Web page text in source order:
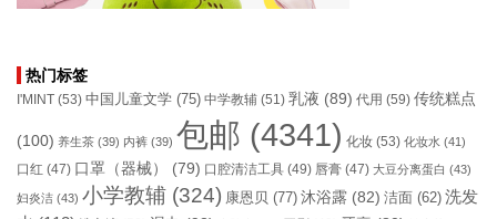
热门标签
I'MINT (53) 中国儿童文学 (75) 中学教辅 (51) 乳液 (89) 代用 (59) 传统糕点
(100) 养生茶 (39) 内裤 (39) 包邮 (4341) 化妆 (53) 化妆水 (41)
口红 (47) 口罩（器械） (79) 口腔清洁工具 (49) 唇膏 (47) 大豆分离蛋白 (43)
妇炎洁 (43) 小学教辅 (324) 康恩贝 (77) 沐浴露 (82) 洁面 (62) 洗发